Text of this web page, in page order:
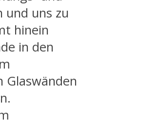
und uns zu
hinein
in den
Glaswänden